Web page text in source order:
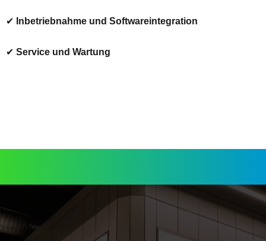
✔ Inbetriebnahme und Softwareintegration
✔ Service und Wartung